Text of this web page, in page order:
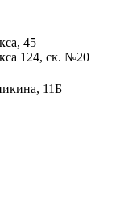
45
124, ск. №20
11Б